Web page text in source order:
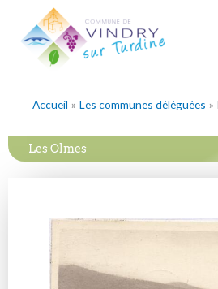
contenu
Accueil Les communes déléguées
Les Olmes